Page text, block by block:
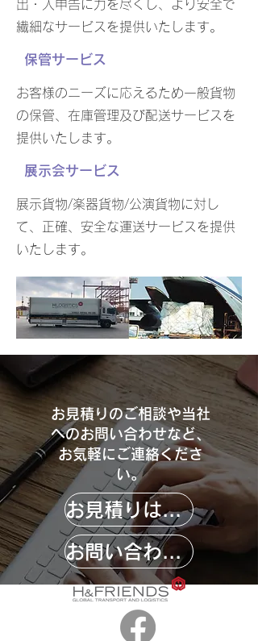
出・入申告に力を尽くし、より安全で
繊細なサービスを提供いたします。
保管サービス
お客様のニーズに応えるため一般貨物
の保管、在庫管理及び配送サービスを
提供いたします。
展示会サービス
展示貨物/楽器貨物/公演貨物に対し
て、正確、安全な運送サービスを提供
いたします。
お見積りのご相談や当社
へのお問い合わせなど、
お気軽にご連絡くださ
い。
お見積りはこちら
お問い合わせはこちら